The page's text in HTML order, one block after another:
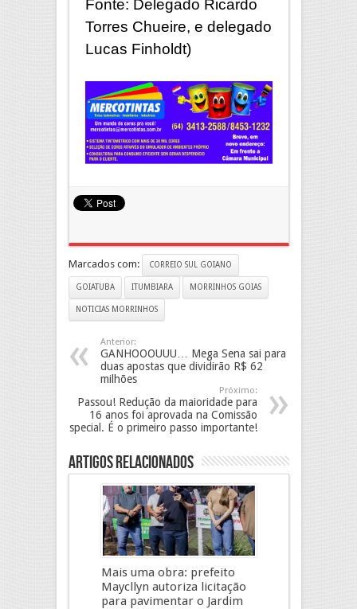
Fonte: Delegado Ricardo
Torres Chueire, e delegado
Lucas Finholdt)
Marcados com: CORREIO SUL GOIANO
GOIATUBA ITUMBIARA MORRINHOS GOIAS
NOTICIAS MORRINHOS
Anterior:
GANHOOOUUU… Mega Sena sai para
duas apostas que dividirão R$ 62
milhões
Próximo:
Passou! Redução da maioridade para
16 anos foi aprovada na Comissão
Especial. É o primeiro passo importante!
Artigos Relacionados
Mais uma obra: prefeito
Maycllyn autoriza licitação
para pavimentar o Jardim